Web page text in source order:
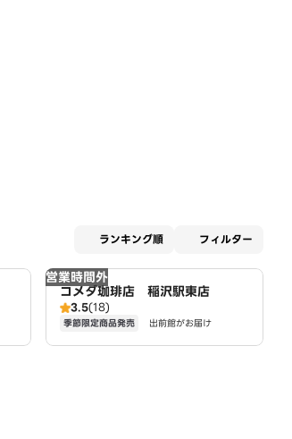
ランキング順 フィルター
営業時間外
コメダ珈琲店 稲沢駅東店
3.5(18)
季節限定商品発売 出前館がお届け